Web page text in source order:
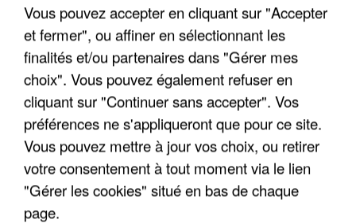
UN SECOND CADRE DE LA DZ MAFIA
INTERPELLÉ EN ALGÉRIE
Vous pouvez accepter en cliquant sur "Accepter
et fermer", ou affiner en sélectionnant les
finalités et/ou partenaires dans "Gérer mes
choix". Vous pouvez également refuser en
cliquant sur "Continuer sans accepter". Vos
préférences ne s'appliqueront que pour ce site.
Vous pouvez mettre à jour vos choix, ou retirer
votre consentement à tout moment via le lien
"Gérer les cookies" situé en bas de chaque
page.